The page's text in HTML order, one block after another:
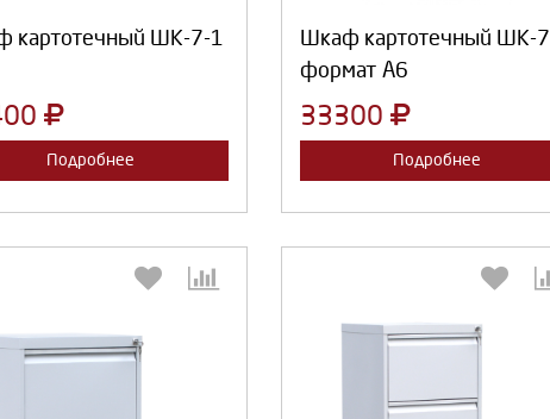
картотечный ШК-7-1
Подробнее
Шкаф картотечный ШК-7
формат А6
33300
Подробнее